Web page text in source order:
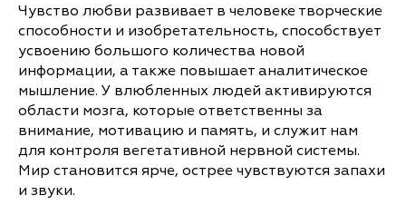
Чувство любви развивает в человеке творческие
способности и изобретательность, способствует
усвоению большого количества новой
информации, а также повышает аналитическое
мышление. У влюбленных людей активируются
области мозга, которые ответственны за
внимание, мотивацию и память, и служит нам
для контроля вегетативной нервной системы.
Мир становится ярче, острее чувствуются запахи
и звуки.